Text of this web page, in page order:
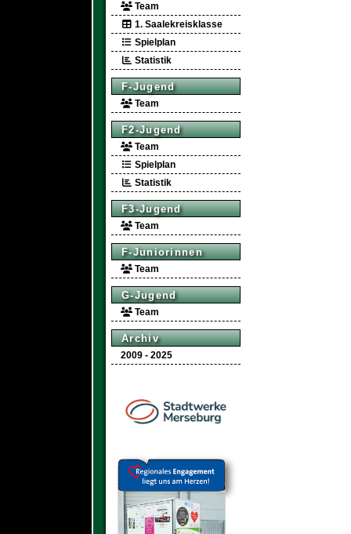
Team
1. Saalekreisklasse
Spielplan
Statistik
F-Jugend
Team
F2-Jugend
Team
Spielplan
Statistik
F3-Jugend
Team
F-Juniorinnen
Team
G-Jugend
Team
Archiv
2009 - 2025